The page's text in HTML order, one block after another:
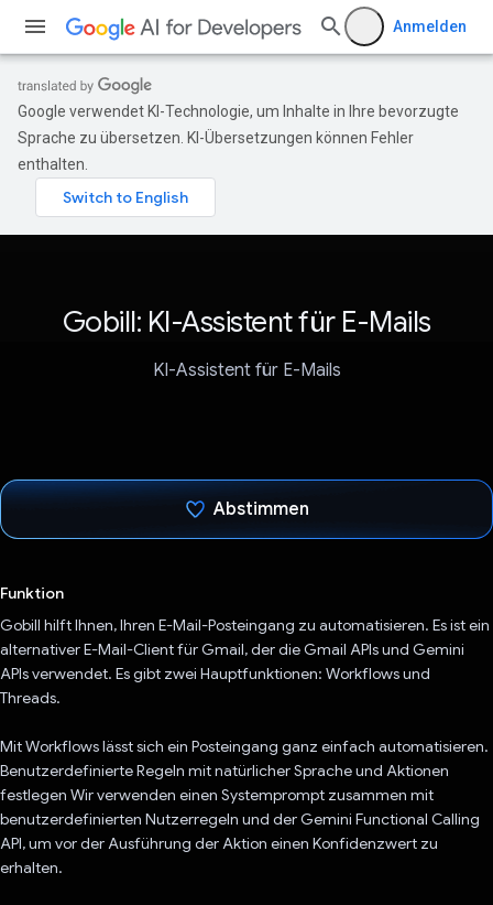
Anmelden
Google verwendet KI-Technologie, um Inhalte in Ihre bevorzugte
Sprache zu übersetzen. KI-Übersetzungen können Fehler
enthalten.
Gobill: KI-Assistent für E-Mails
KI-Assistent für E-Mails
Abstimmen
Funktion
Gobill hilft Ihnen, Ihren E-Mail-Posteingang zu automatisieren. Es ist ein
alternativer E-Mail-Client für Gmail, der die Gmail APIs und Gemini
APIs verwendet. Es gibt zwei Hauptfunktionen: Workflows und
Threads.
Mit Workflows lässt sich ein Posteingang ganz einfach automatisieren.
Benutzerdefinierte Regeln mit natürlicher Sprache und Aktionen
festlegen Wir verwenden einen Systemprompt zusammen mit
benutzerdefinierten Nutzerregeln und der Gemini Functional Calling
API, um vor der Ausführung der Aktion einen Konfidenzwert zu
erhalten.